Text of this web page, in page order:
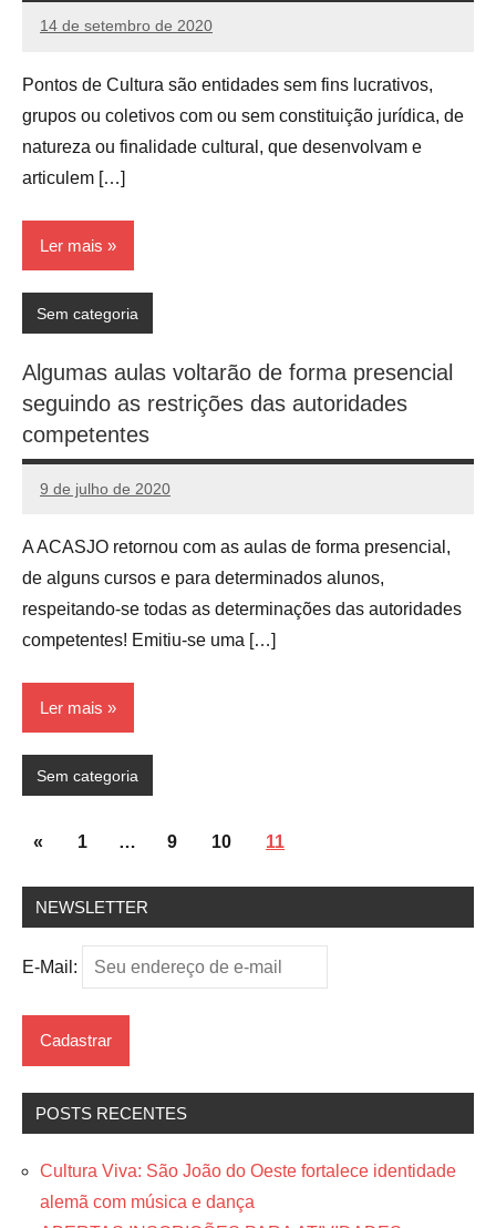
14 de setembro de 2020
admin
Nenhum
Pontos de Cultura são entidades sem fins lucrativos,
grupos ou coletivos com ou sem constituição jurídica, de
natureza ou finalidade cultural, que desenvolvam e
articulem […]
Ler mais
Sem categoria
Algumas aulas voltarão de forma presencial
seguindo as restrições das autoridades
competentes
9 de julho de 2020
admin
Nenhum
A ACASJO retornou com as aulas de forma presencial,
de alguns cursos e para determinados alunos,
respeitando-se todas as determinações das autoridades
competentes! Emitiu-se uma […]
Ler mais
Sem categoria
Paginação
posts
«Post1 … 9 10 11
NEWSLETTER
E-Mail:
POSTS RECENTES
Cultura Viva: São João do Oeste fortalece identidade
alemã com música e dança